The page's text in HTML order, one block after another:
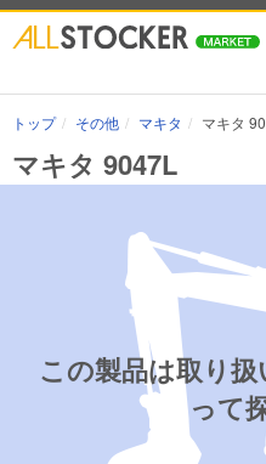
トップ その他 マキタ マキタ
マキタ 9047L
この製品は取り
って